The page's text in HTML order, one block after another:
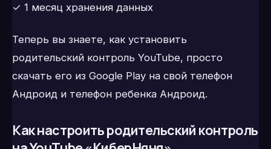
✓ 1 месяц хранения данных
Теперь вы знаете, как установить
родительский контроль YouTube, просто
скачать его из Google Play на свой телефон
Андроид и телефон ребенка Андроид.
Как настроить родительский контроль